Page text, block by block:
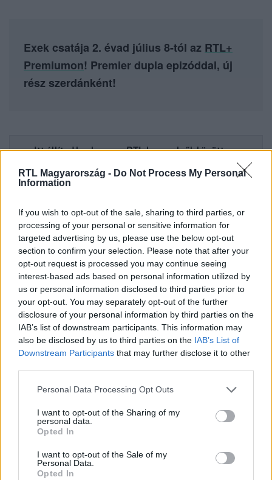
RTL Magyarország - Do Not Process My Personal
Information
If you wish to opt-out of the sale, sharing to third parties, or
processing of your personal or sensitive information for
targeted advertising by us, please use the below opt-out
section to confirm your selection. Please note that after your
opt-out request is processed you may continue seeing
interest-based ads based on personal information utilized by
us or personal information disclosed to third parties prior to
your opt-out. You may separately opt-out of the further
disclosure of your personal information by third parties on the
IAB’s list of downstream participants. This information may
also be disclosed by us to third parties on the IAB’s List of
Downstream Participants that may further disclose it to other
Please note that this website/app uses one or more Google
not limited to your visit or usage behaviour. You may click to
grant or deny consent to Google and its third-party tags to
use your data for below specified purposes in below Google
consent section.
Personal Data Processing Opt Outs
I want to opt-out of the Sharing of my
personal data.
Opted In
I want to opt-out of the Sale of my
Personal Data.
Opted In
Exek csatája 2. évad július 8-tól az RTL+
Premiumon! Premier dupla epizóddal, új
rész szerdánként!
Itt állítsd be, hogy az RTL.hu az elsők között
Kövess minket, és értesülj a friss hírekről a
Facebookon is!
Követem
EXEK CSATÁJA #KIRÁLY PÉTER ADÁSRÉSZLETEK
KAMARÁS NORBI